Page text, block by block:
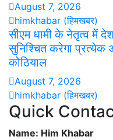
August 7, 2026
himkhabar (हिमखबर)
सीएम धामी के नेतृत्व में
सुनिश्चित करेगा प्रत्येक
कोठियाल
August 7, 2026
himkhabar (हिमखबर)
Quick
Name: Him Khabar